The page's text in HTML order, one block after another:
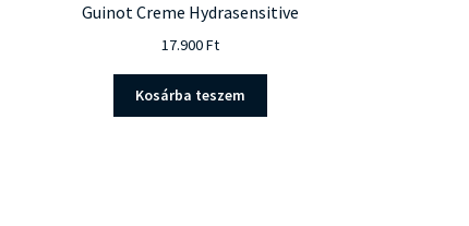
Guinot Creme Hydrasensitive
17.900Ft
Kosárba teszem